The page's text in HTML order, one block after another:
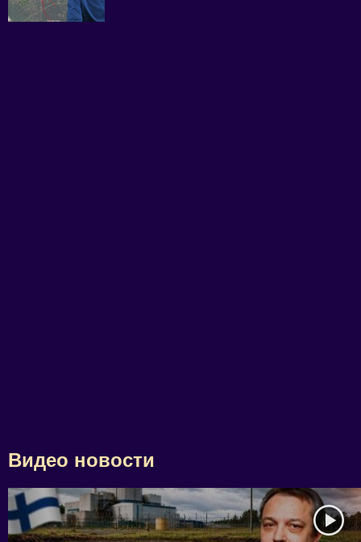
Видео новости